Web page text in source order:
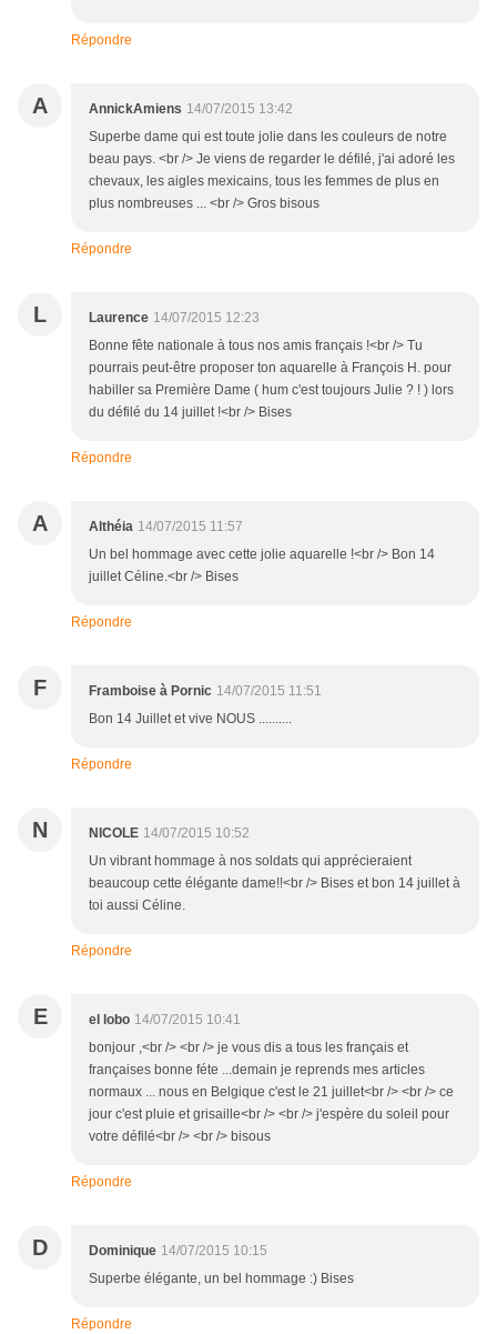
Répondre
A AnnickAmiens 14/07/2015 13:42
Superbe dame qui est toute jolie dans les couleurs de notre
beau pays. <br /> Je viens de regarder le défilé, j'ai adoré les
chevaux, les aigles mexicains, tous les femmes de plus en
plus nombreuses ... <br /> Gros bisous
Répondre
L Laurence 14/07/2015 12:23
Bonne fête nationale à tous nos amis français !<br /> Tu
pourrais peut-être proposer ton aquarelle à François H. pour
habiller sa Première Dame ( hum c'est toujours Julie ? ! ) lors
du défilé du 14 juillet !<br /> Bises
Répondre
A Althéia 14/07/2015 11:57
Un bel hommage avec cette jolie aquarelle !<br /> Bon 14
juillet Céline.<br /> Bises
Répondre
F Framboise à Pornic 14/07/2015 11:51
Bon 14 Juillet et vive NOUS ..........
Répondre
N NICOLE 14/07/2015 10:52
Un vibrant hommage à nos soldats qui apprécieraient
beaucoup cette élégante dame!!<br /> Bises et bon 14 juillet à
toi aussi Céline.
Répondre
E el lobo 14/07/2015 10:41
bonjour ,<br /> <br /> je vous dis a tous les français et
françaises bonne féte ...demain je reprends mes articles
normaux ... nous en Belgique c'est le 21 juillet<br /> <br /> ce
jour c'est pluie et grisaille<br /> <br /> j'espère du soleil pour
votre défilé<br /> <br /> bisous
Répondre
D Dominique 14/07/2015 10:15
Superbe élégante, un bel hommage :) Bises
Répondre